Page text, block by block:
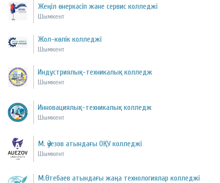
Жеңіл өнеркәсіп және сервис колледжі
Шымкент
Жол-көлік колледжі
Шымкент
Индустриялық-техникалық колледж
Шымкент
Инновациялық-техникалық колледж
Шымкент
М. Әуезов атындағы ОҚУ колледжі
Шымкент
М.Өтебаев атындағы жаңа технологиялар колледжі